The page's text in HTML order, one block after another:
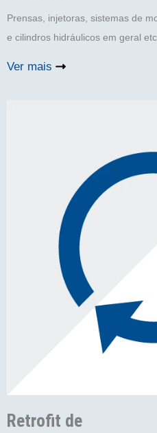
Prensas, injetoras, sistemas de
e cilindros hidráulicos em geral etc.
Ver mais
Retrofit de